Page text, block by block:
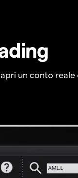
un conto reale